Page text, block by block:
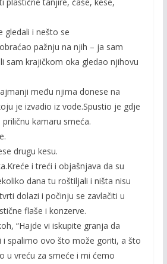
gledali i nešto se
pažnju na njih – ja sam
sam krajičkom oka gledao njihovu
među njima donese na
je izvadio iz vode.Spustio je gdje
kamaru smeća.
drugu kesu.
i treći i objašnjava da su
dana tu roštiljali i ništa nisu
dolazi i počinju se zavlačiti u
flaše i konzerve.
“Hajde vi iskupite granja da
i spalimo ovo što može goriti, a što
u vreću za smeće i mi ćemo